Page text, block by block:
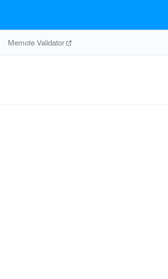
Memote Validator